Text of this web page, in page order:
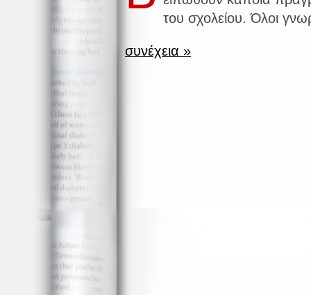
του σχολείου. Όλοι
συνέχεια »